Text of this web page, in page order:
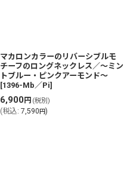
マカロンカラーのリバーシブルモ
チーフのロングネックレス／〜ミン
トブルー・ピンクアーモンド〜
[1396-Mb／Pi]
6,900円 (税別)
(税込: 7,590円)